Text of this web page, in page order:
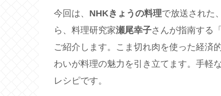
今回は、 NHKきょうの料理で放送された
ら、料理研究家瀬尾幸子さんが指南する
ご紹介します。こま切れ肉を使った経済
わいが料理の魅力を引き立てます。手軽
レシピです。